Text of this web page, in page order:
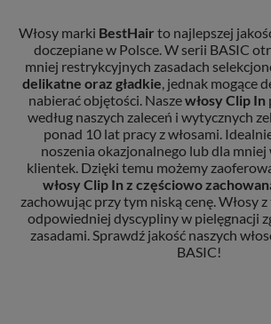
Włosy marki BestHair to najlepszej
doczepiane w Polsce. W serii BASIC
mniej restrykcyjnych zasadach
delikatne oraz gładkie , jednak mogące
nabierać objętości. Naszewłosy Clip In
według naszych zaleceń i wytycznych
ponad 10 lat pracy z włosami.
noszenia okazjonalnego lub dla mniej
klientek. Dzięki temu możemy
włosy Clip In z częściowo
zachowując przy tym niską cenę. Włosy
odpowiedniej dyscypliny w pielęgnacji
zasadami. Sprawdź jakość naszych
BASIC!